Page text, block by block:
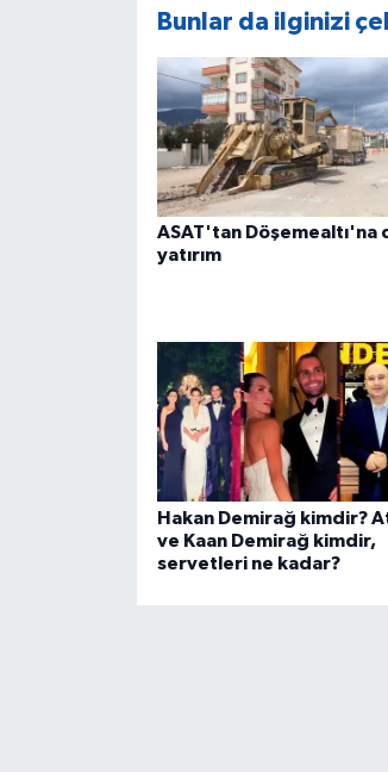
Bunlar da ilginizi
ASAT'tan Döşemealtı'na
yatırım
Hakan Demirağ kimdir?
ve Kaan Demirağ kimdir,
servetleri ne kadar?